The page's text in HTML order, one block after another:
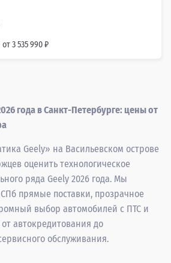
3 535 990 ₽
года в Санкт-Петербурге: цены от
Geely» на Васильевском острове
оценить технологическое
ряда Geely 2026 года. Мы
прямые поставки, прозрачное
выбор автомобилей с ПТС и
автокредитования до
обслуживания.